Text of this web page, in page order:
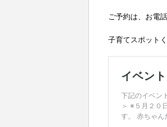
ご予約は、お電
子育てスポット